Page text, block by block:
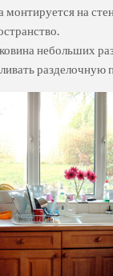
на
небольших
разделочную